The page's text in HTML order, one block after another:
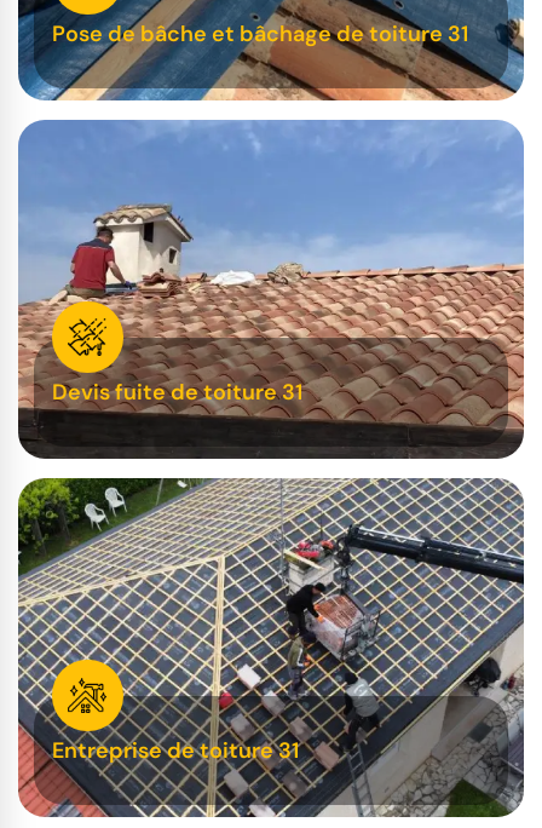
Pose de bâche et bâchage de toiture 31
Devis fuite de toiture 31
Entreprise de toiture 31